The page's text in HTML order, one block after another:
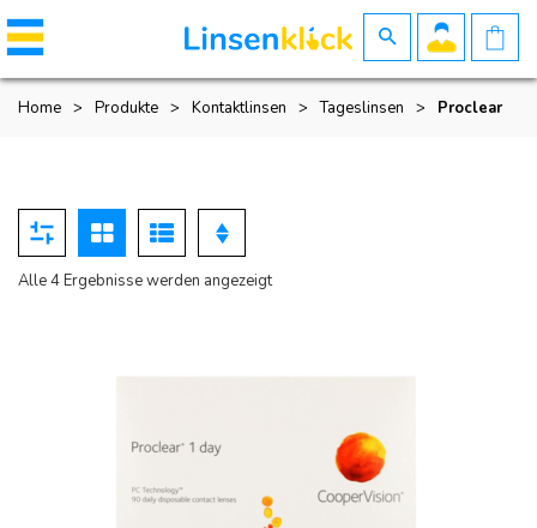
Home > Produkte > Kontaktlinsen > Tageslinsen > Proclear
Alle 4 Ergebnisse werden angezeigtNach
sortiert